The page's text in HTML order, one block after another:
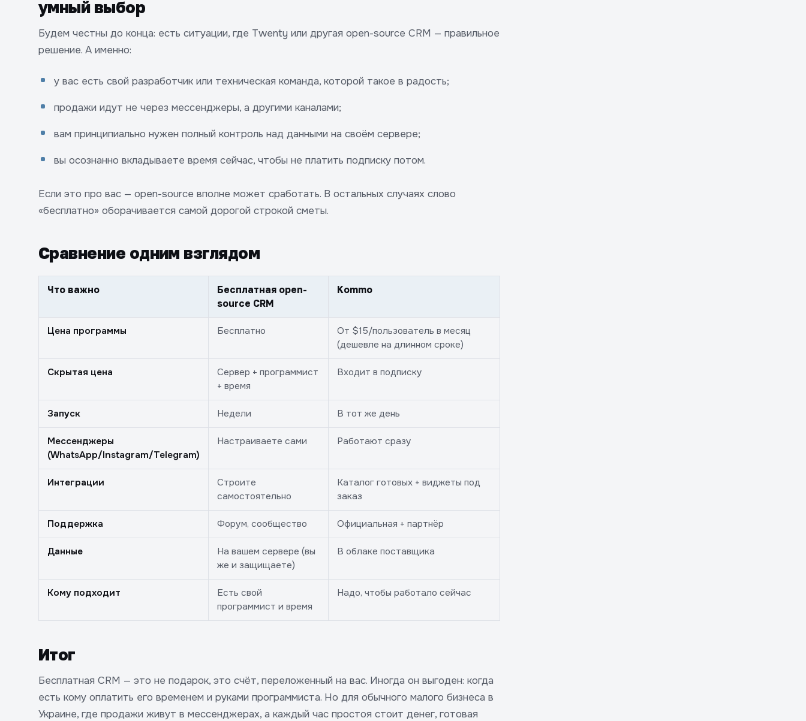
умный выбор
Будем честны до конца: есть ситуации, где Twenty или другая open-source CRM — правильное
решение. А именно:
у вас есть свой разработчик или техническая команда, которой такое в радость;
продажи идут не через мессенджеры, а другими каналами;
вам принципиально нужен полный контроль над данными на своём сервере;
вы осознанно вкладываете время сейчас, чтобы не платить подписку потом.
Если это про вас — open-source вполне может сработать. В остальных случаях слово
«бесплатно» оборачивается самой дорогой строкой сметы.
Сравнение одним взглядом
Что важно
Бесплатная open-
source CRM
Kommo
Цена программы Бесплатно
От $15/пользователь в месяц
(дешевле на длинном сроке)
Скрытая цена
Сервер + программист
+ время
Входит в подписку
Запуск Недели В тот же день
Мессенджеры
(WhatsApp/Instagram/Telegram)
Настраиваете сами Работают сразу
Интеграции
Строите
самостоятельно
Каталог готовых + виджеты под
заказ
Поддержка Форум, сообщество Официальная + партнёр
Данные
На вашем сервере (вы
же и защищаете)
В облаке поставщика
Кому подходит
Есть свой
программист и время
Надо, чтобы работало сейчас
Итог
Бесплатная CRM — это не подарок, это счёт, переложенный на вас. Иногда он выгоден: когда
есть кому оплатить его временем и руками программиста. Но для обычного малого бизнеса в
Украине, где продажи живут в мессенджерах, а каждый час простоя стоит денег, готовая